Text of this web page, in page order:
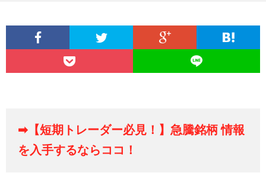
➡【短期トレーダー必見！】急騰銘柄 情報
を入手するならココ！